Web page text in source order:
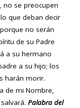
no se preocupen
que deban decir
no serán
de su Padre
a su hermano
a su hijo; los
harán morir.
de mi Nombre,
Palabra del